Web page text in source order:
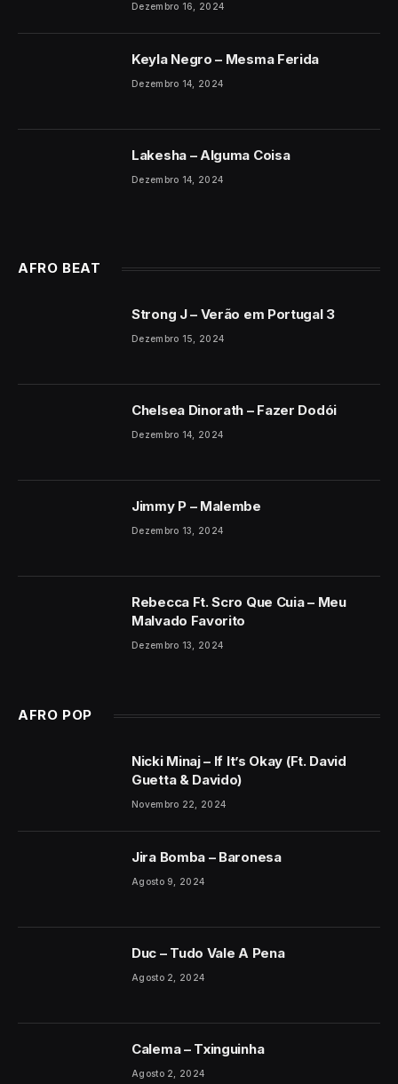
Dezembro 16, 2024
Keyla Negro – Mesma Ferida
Dezembro 14, 2024
Lakesha – Alguma Coisa
Dezembro 14, 2024
AFRO BEAT
Strong J – Verão em Portugal 3
Dezembro 15, 2024
Chelsea Dinorath – Fazer Dodói
Dezembro 14, 2024
Jimmy P – Malembe
Dezembro 13, 2024
Rebecca Ft. Scro Que Cuia – Meu
Malvado Favorito
Dezembro 13, 2024
AFRO POP
Nicki Minaj – If It’s Okay (Ft. David
Guetta & Davido)
Novembro 22, 2024
Jira Bomba – Baronesa
Agosto 9, 2024
Duc – Tudo Vale A Pena
Agosto 2, 2024
Calema – Txinguinha
Agosto 2, 2024